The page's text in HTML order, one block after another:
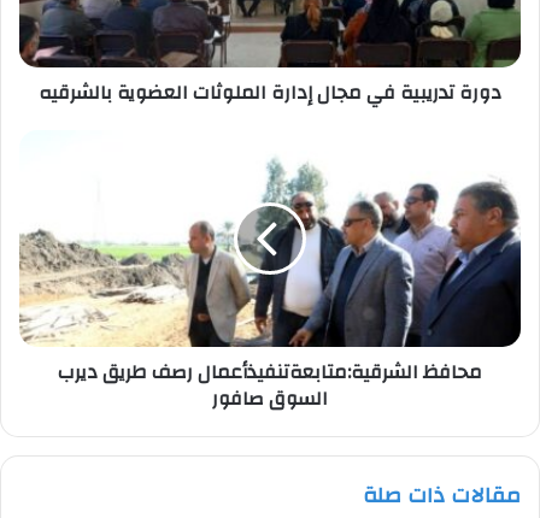
العضوية
بالشرقيه
دورة تدريبية في مجال إدارة الملوثات العضوية بالشرقيه
رصف
طريق
ديرب
السوق
صافور
محافظ الشرقية:متابعةتنفيذأعمال رصف طريق ديرب
السوق صافور
مقالات ذات صلة